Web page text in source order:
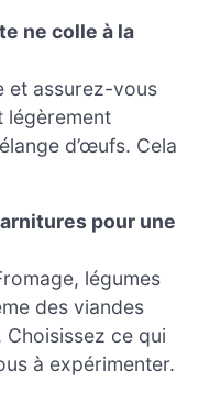
ne colle à la
et assurez-vous
légèrement
d’œufs. Cela
pour une
légumes
des viandes
ce qui
à expérimenter.